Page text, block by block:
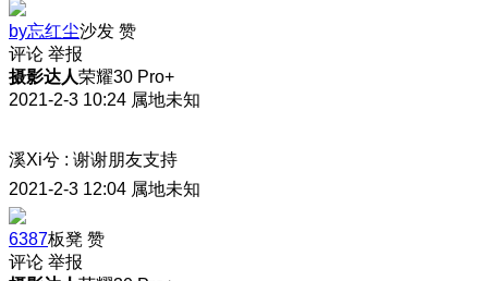
by忘红尘沙发 赞
评论 举报
摄影达人荣耀30 Pro+
2021-2-3 10:24 属地未知
溪Xi兮 : 谢谢朋友支持
2021-2-3 12:04 属地未知
6387板凳 赞
评论 举报